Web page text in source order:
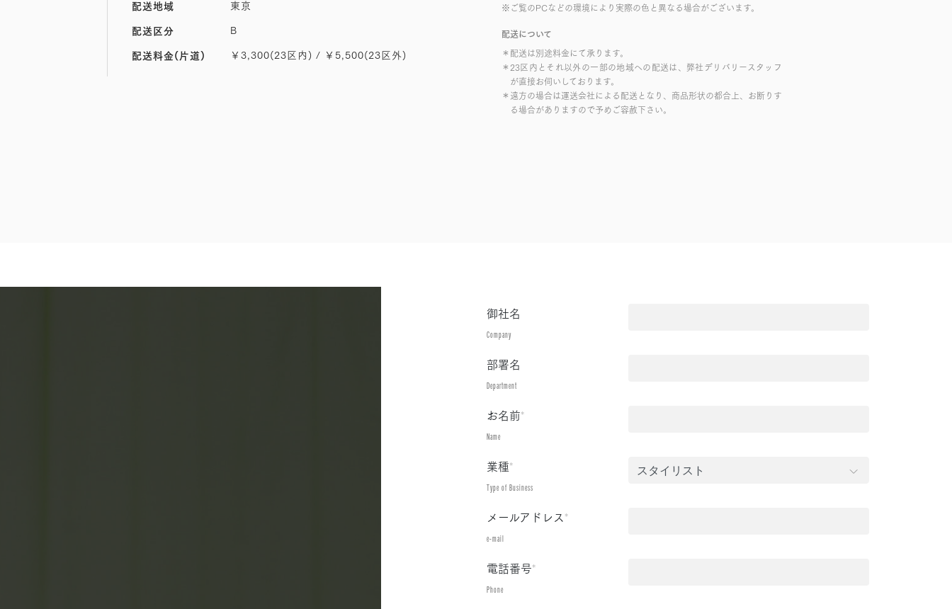
※ご覧のPCなどの環境により実際の色と異なる場合がございます。
配送について
＊配送は別途料金にて承ります。
＊23区内とそれ以外の一部の地域への配送は、弊社デリバリースタッフ
が直接お伺いしております。
＊遠方の場合は運送会社による配送となり、商品形状の都合上、お断りす
る場合がありますので予めご容赦下さい。
配送地域 東京
配送区分 B
配送料金(片道) ￥3,300(23区内) / ￥5,500(23区外)
御社名
Company
部署名
Department
お名前*
Name
業種*
Type of Business
メールアドレス*
e-mail
電話番号*
Phone